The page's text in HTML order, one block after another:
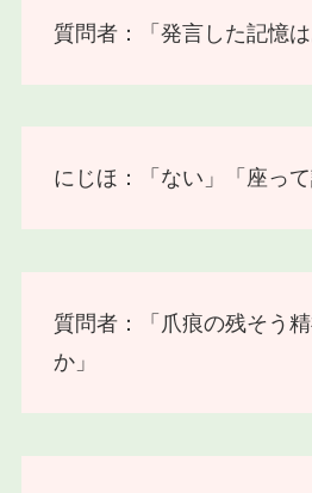
質問者：「発言した記憶は
にじほ：「ない」「座って
質問者：「爪痕の残そう
か」